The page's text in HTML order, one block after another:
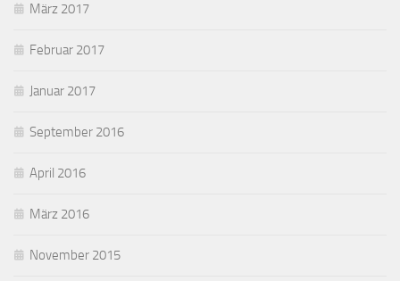
März 2017
Februar 2017
Januar 2017
September 2016
April 2016
März 2016
November 2015